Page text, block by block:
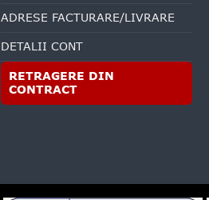
ADRESE FACTURARE/LIVRARE
DETALII CONT
RETRAGERE DIN
CONTRACT